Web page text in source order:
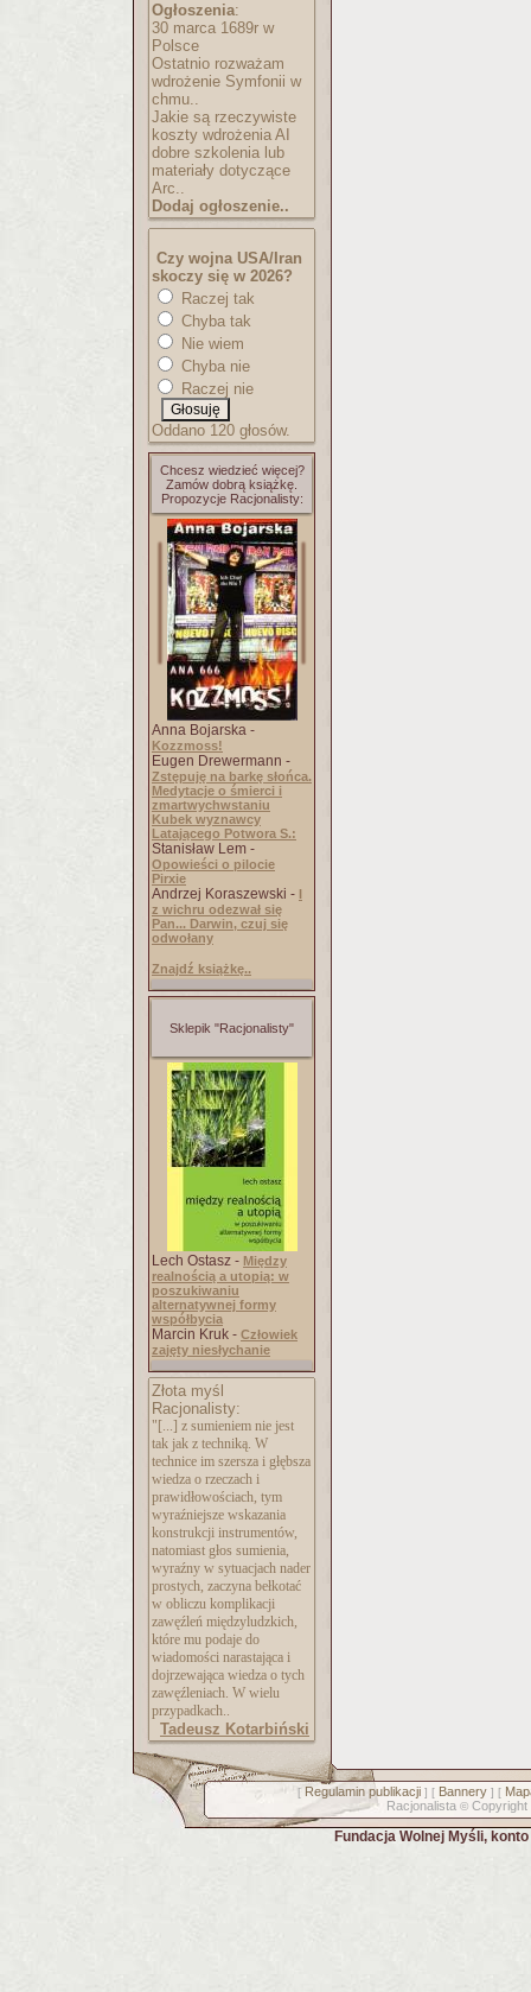
Ogłoszenia:
30 marca 1689r w
Polsce
Ostatnio rozważam
wdrożenie Symfonii w
chmu..
Jakie są rzeczywiste
koszty wdrożenia AI
dobre szkolenia lub
materiały dotyczące
Arc..
Dodaj ogłoszenie..
Czy wojna USA/Iran
skoczy się w 2026?
Raczej tak
Chyba tak
Nie wiem
Chyba nie
Raczej nie
Oddano 120 głosów.
Chcesz wiedzieć więcej?
Zamów dobrą książkę.
Propozycje Racjonalisty:
Anna Bojarska -
Kozzmoss!
Eugen Drewermann -
Zstępuję na barkę słońca.
Medytacje o śmierci i
zmartwychwstaniu
Kubek wyznawcy
Latającego Potwora S.:
Stanisław Lem -
Opowieści o pilocie
Pirxie
Andrzej Koraszewski - I
z wichru odezwał się
Pan... Darwin, czuj się
odwołany
Znajdź książkę..
Sklepik "Racjonalisty"
Lech Ostasz - Między
realnością a utopią: w
poszukiwaniu
alternatywnej formy
współbycia
Marcin Kruk - Człowiek
zajęty niesłychanie
Złota myśl
Racjonalisty:
"[...] z sumieniem nie jest
tak jak z techniką. W
technice im szersza i głębsza
wiedza o rzeczach i
prawidłowościach, tym
wyraźniejsze wskazania
konstrukcji instrumentów,
natomiast głos sumienia,
wyraźny w sytuacjach nader
prostych, zaczyna bełkotać
w obliczu komplikacji
zawęźleń międzyludzkich,
które mu podaje do
wiadomości narastająca i
dojrzewająca wiedza o tych
zawęźleniach. W wielu
przypadkach..
Tadeusz Kotarbiński
[ Regulamin publikacji] [ Bannery] [
Racjonalista © Copyright
Fundacja Wolnej Myśli,